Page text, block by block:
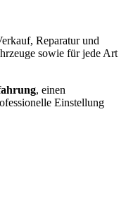
Reparatur und
sowie für jede Art
, einen
Einstellung